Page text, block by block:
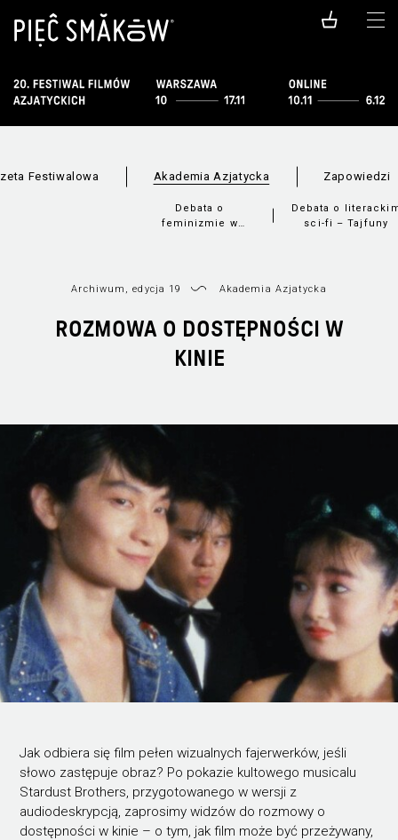
Festiwalowa Akademia Azjatycka
Debata o
feminizmie w
Debata o
sci-fi – Tajfuny
Zapowiedzi
Archiwum, edycja 19 Akademia Azjatycka
ROZMOWA O DOSTĘPNOŚCI W
KINIE
Jak odbiera się film pełen wizualnych fajerwerków, jeśli
słowo zastępuje obraz? Po pokazie kultowego musicalu
Stardust Brothers, przygotowanego w wersji z
audiodeskrypcją, zaprosimy widzów do rozmowy o
dostępności w kinie – o tym, jak film może być przeżywany,